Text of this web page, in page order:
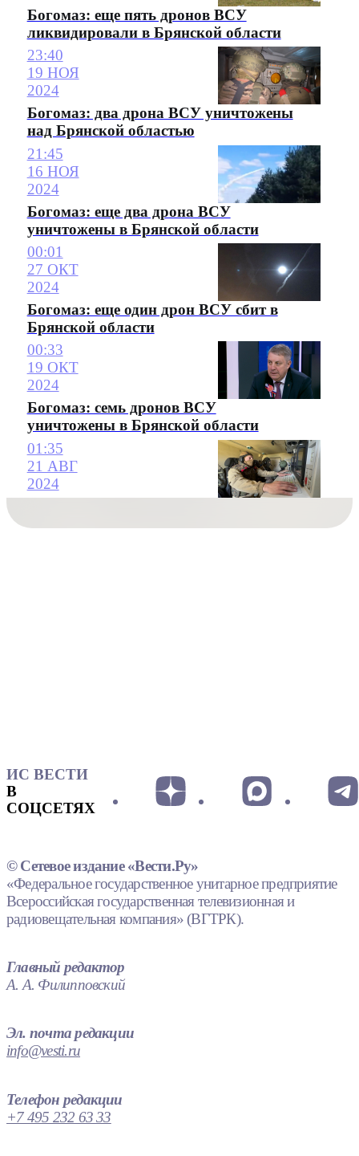
Богомаз: еще пять дронов ВСУ
ликвидировали в Брянской области
23:40
19 НОЯ
2024
Богомаз: два дрона ВСУ уничтожены
над Брянской областью
21:45
16 НОЯ
2024
Богомаз: еще два дрона ВСУ
уничтожены в Брянской области
00:01
27 ОКТ
2024
Богомаз: еще один дрон ВСУ сбит в
Брянской области
00:33
19 ОКТ
2024
Богомаз: семь дронов ВСУ
уничтожены в Брянской области
01:35
21 АВГ
2024
ИС ВЕСТИ
В
СОЦСЕТЯХ
© Сетевое издание «Вести.Ру»
«Федеральное государственное унитарное предприятие
Всероссийская государственная телевизионная и
радиовещательная компания» (ВГТРК).
Главный редактор
А. А. Филипповский
Эл. почта редакции
info@vesti.ru
Телефон редакции
+7 495 232 63 33